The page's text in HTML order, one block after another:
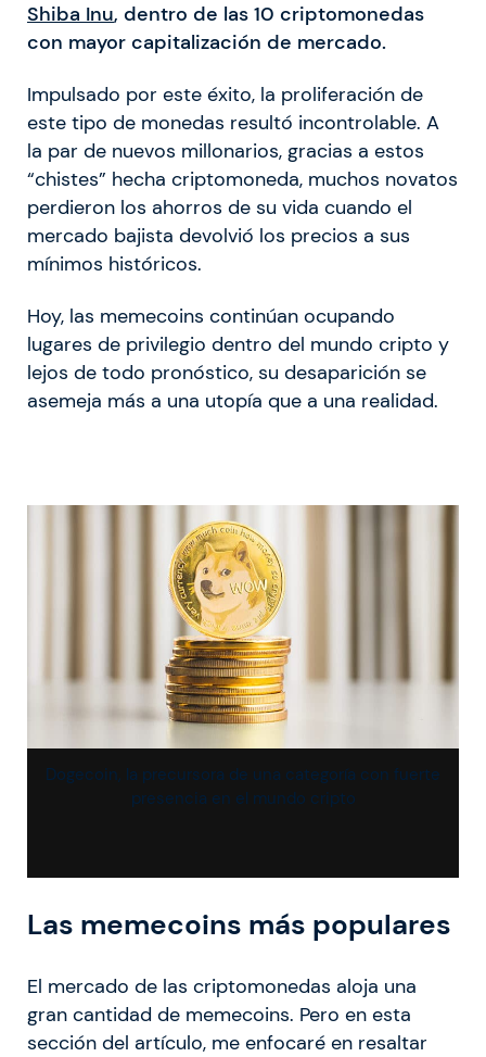
Shiba Inu, dentro de las 10 criptomonedas
con mayor capitalización de mercado.
Impulsado por este éxito, la proliferación de
este tipo de monedas resultó incontrolable. A
la par de nuevos millonarios, gracias a estos
“chistes” hecha criptomoneda, muchos novatos
perdieron los ahorros de su vida cuando el
mercado bajista devolvió los precios a sus
mínimos históricos.
Hoy, las memecoins continúan ocupando
lugares de privilegio dentro del mundo cripto y
lejos de todo pronóstico, su desaparición se
asemeja más a una utopía que a una realidad.
Dogecoin, la precursora de una categoría con fuerte
presencia en el mundo cripto
Las memecoins más populares
El mercado de las criptomonedas aloja una
gran cantidad de memecoins. Pero en esta
sección del artículo, me enfocaré en resaltar